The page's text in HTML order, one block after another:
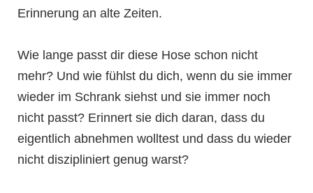
Erinnerung an alte Zeiten.
Wie lange passt dir diese Hose schon nicht
mehr? Und wie fühlst du dich, wenn du sie immer
wieder im Schrank siehst und sie immer noch
nicht passt? Erinnert sie dich daran, dass du
eigentlich abnehmen wolltest und dass du wieder
nicht diszipliniert genug warst?